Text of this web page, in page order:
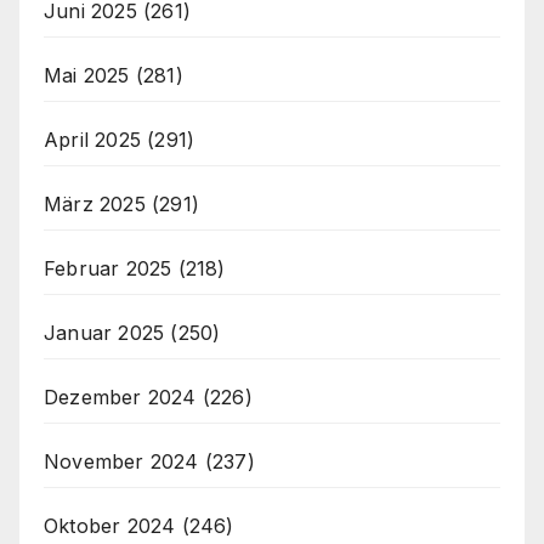
Juni 2025 (261)
Mai 2025 (281)
April 2025 (291)
März 2025 (291)
Februar 2025 (218)
Januar 2025 (250)
Dezember 2024 (226)
November 2024 (237)
Oktober 2024 (246)